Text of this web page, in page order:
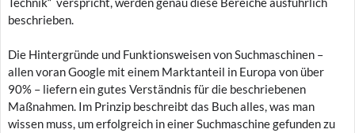
beschrieben.
Die Hintergründe und Funktionsweisen von Suchmaschinen –
allen voran Google mit einem Marktanteil in Europa von über
90% – liefern ein gutes Verständnis für die beschriebenen
Maßnahmen. Im Prinzip beschreibt das Buch alles, was man
wissen muss, um erfolgreich in einer Suchmaschine gefunden zu